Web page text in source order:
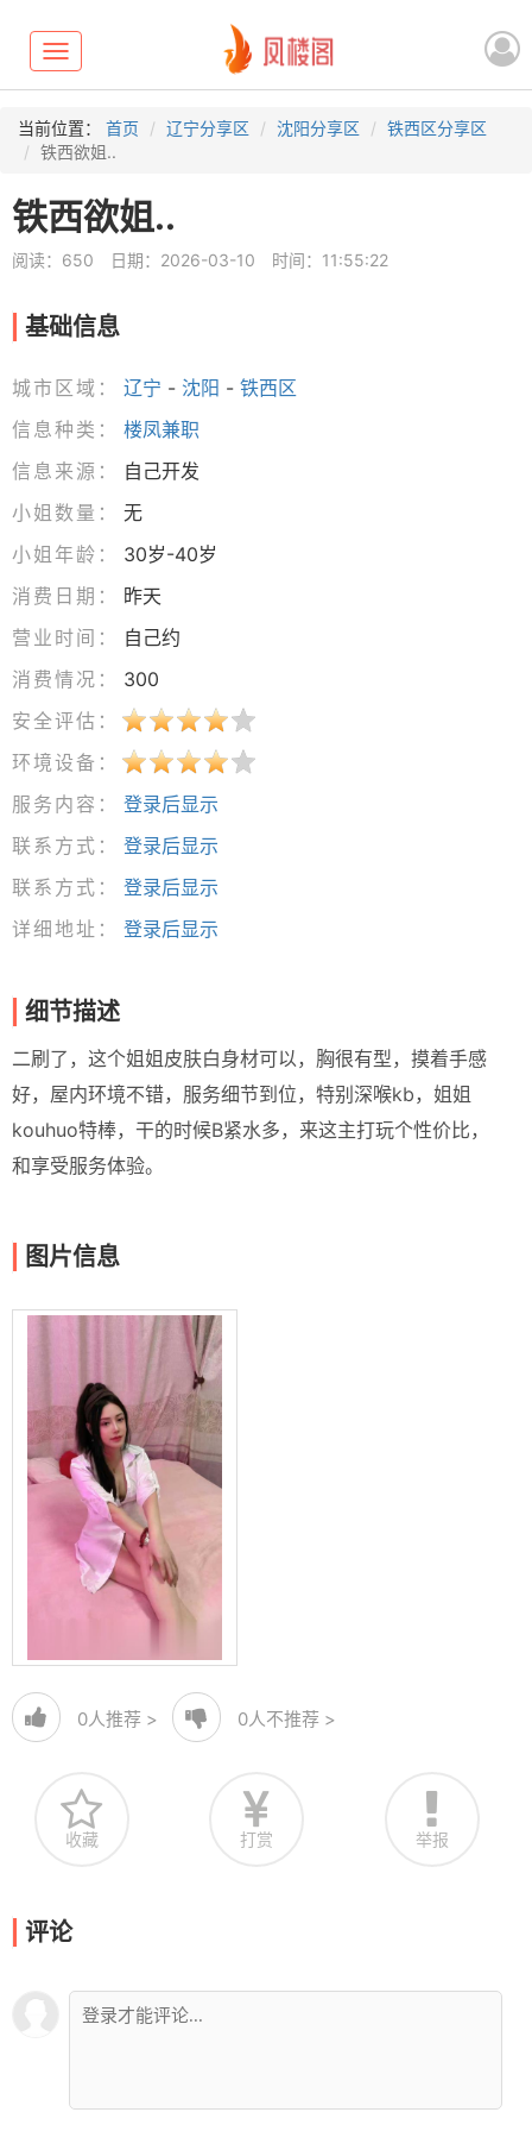
Toggle
navigation
当前位置： 首页 辽宁分享区 沈阳分享区
铁西区分享区
铁西欲姐..
铁西欲姐..
阅读：650 日期：2026-03-10 时间：11:55:22
基础信息
城市区域： 辽宁 - 沈阳 - 铁西区
信息种类：
楼凤兼职
信息来源：
自己开发
小姐数量：
无
小姐年龄：
30岁-40岁
消费日期：
昨天
营业时间：
自己约
消费情况：
300
安全评估：
环境设备：
服务内容：
登录后显示
联系方式：
登录后显示
联系方式：
登录后显示
详细地址：
登录后显示
细节描述
二刷了，这个姐姐皮肤白身材可以，胸很有型，摸着手感
好，屋内环境不错，服务细节到位，特别深喉kb，姐姐
kouhuo特棒，干的时候B紧水多，来这主打玩个性价比，
和享受服务体验。
图片信息
0人推荐 > 0人不推荐 >
收藏 打赏 举报
评论